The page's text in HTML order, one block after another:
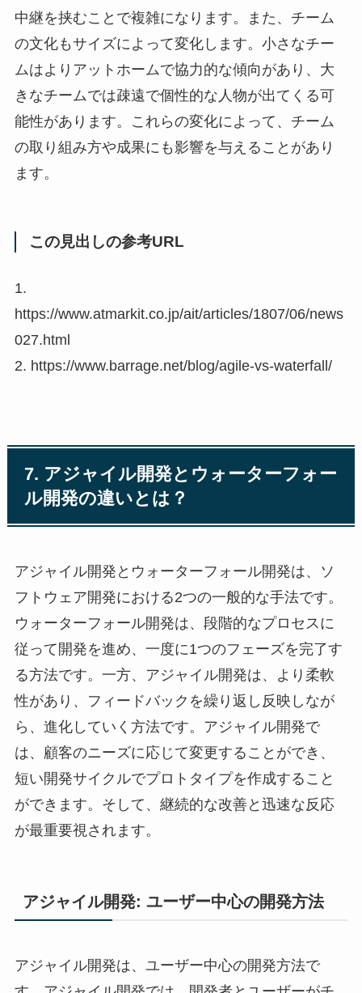
中継を挟むことで複雑になります。また、チーム
の文化もサイズによって変化します。小さなチー
ムはよりアットホームで協力的な傾向があり、大
きなチームでは疎遠で個性的な人物が出てくる可
能性があります。これらの変化によって、チーム
の取り組み方や成果にも影響を与えることがあり
ます。
この見出しの参考URL
1.
https://www.atmarkit.co.jp/ait/articles/1807/06/news
027.html
2. https://www.barrage.net/blog/agile-vs-waterfall/
7. アジャイル開発とウォーターフォー
ル開発の違いとは？
アジャイル開発とウォーターフォール開発は、ソ
フトウェア開発における2つの一般的な手法です。
ウォーターフォール開発は、段階的なプロセスに
従って開発を進め、一度に1つのフェーズを完了す
る方法です。一方、アジャイル開発は、より柔軟
性があり、フィードバックを繰り返し反映しなが
ら、進化していく方法です。アジャイル開発で
は、顧客のニーズに応じて変更することができ、
短い開発サイクルでプロトタイプを作成すること
ができます。そして、継続的な改善と迅速な反応
が最重要視されます。
アジャイル開発: ユーザー中心の開発方法
アジャイル開発は、ユーザー中心の開発方法で